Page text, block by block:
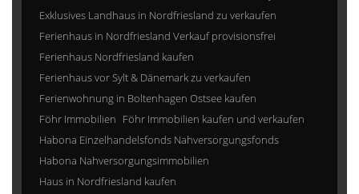
Exklusives Landhaus in Nordfriesland zu verkaufen
Ferienhaus in Nordfriesland Verkauf provisionsfrei
Ferienhaus Nordfriesland kaufen
Ferienhaus vor Sylt & Dänemark zu verkaufen
Ferienwohnung in Boltenhagen Ostsee kaufen
Föhr Immobilien Föhr Immobilien kaufen und verkaufen
Habona Einzelhandelsfonds Nahversorgungsfonds
Habona Nahversorgungsimmobilien
Haus in Nordfriesland kaufen